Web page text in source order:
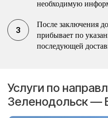
необходимую
После заключения
прибывает по
последующей
Услуги по
Зеленодольск —